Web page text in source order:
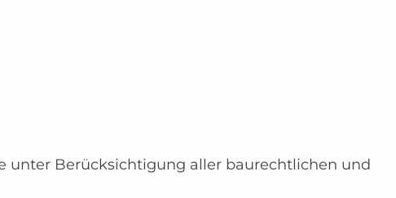
unter Berücksichtigung aller baurechtlichen und